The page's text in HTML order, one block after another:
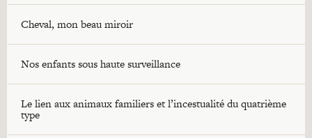
Cheval, mon beau miroir
Nos enfants sous haute surveillance
Le lien aux animaux familiers et l’incestualité du quatrième
type